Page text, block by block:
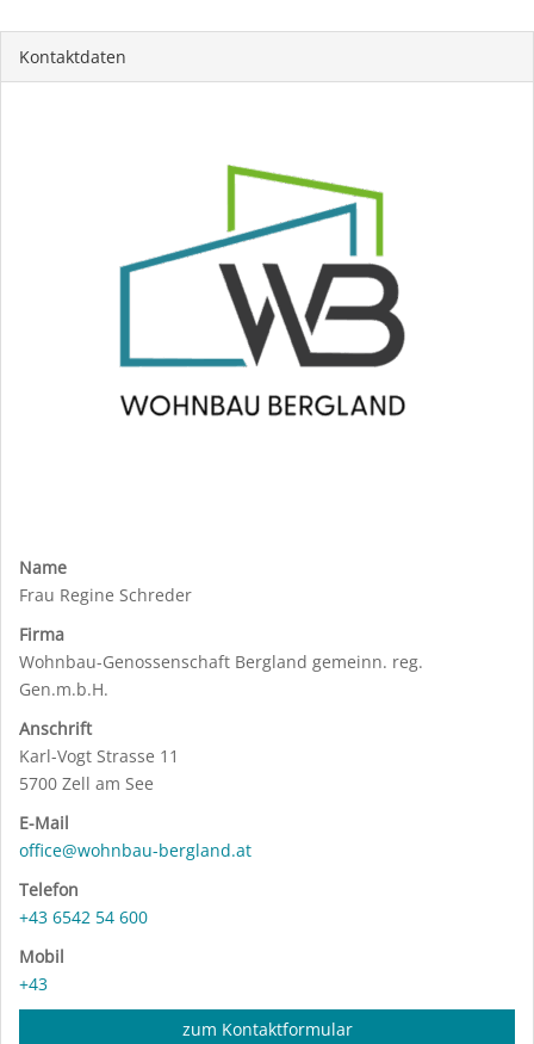
Kontaktdaten
Name
Frau Regine Schreder
Firma
Wohnbau-Genossenschaft Bergland gemeinn. reg.
Gen.m.b.H.
Anschrift
Karl-Vogt Strasse 11
5700 Zell am See
E-Mail
office@wohnbau-bergland.at
Telefon
+43 6542 54 600
Mobil
+43
zum Kontaktformular